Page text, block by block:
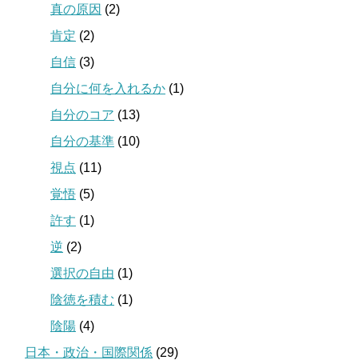
真の原因 (2)
肯定 (2)
自信 (3)
自分に何を入れるか (1)
自分のコア (13)
自分の基準 (10)
視点 (11)
覚悟 (5)
許す (1)
逆 (2)
選択の自由 (1)
陰徳を積む (1)
陰陽 (4)
日本・政治・国際関係 (29)